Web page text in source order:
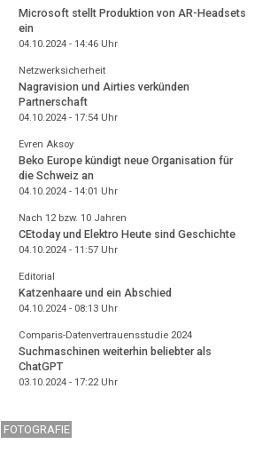
Microsoft stellt Produktion von AR-Headsets
ein
04.10.2024 - 14:46Uhr
Netzwerksicherheit
Nagravision und Airties verkünden
Partnerschaft
04.10.2024 - 17:54Uhr
Evren Aksoy
Beko Europe kündigt neue Organisation für
die Schweiz an
04.10.2024 - 14:01 Uhr
Nach 12 bzw. 10 Jahren
CEtoday und Elektro Heute sind Geschichte
04.10.2024 - 11:57Uhr
Editorial
Katzenhaare und ein Abschied
04.10.2024 - 08:13Uhr
Comparis-Datenvertrauensstudie 2024
Suchmaschinen weiterhin beliebter als
ChatGPT
03.10.2024 - 17:22Uhr
FOTOGRAFIE